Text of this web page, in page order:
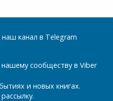
канал в Telegram
сообществу в Viber
и новых книгах.